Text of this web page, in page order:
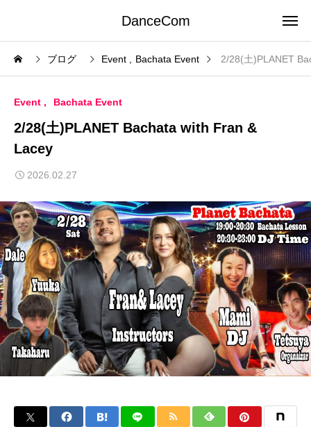
DanceCom
ブログ Event Bachata Event 2/28(土)PLANET
Event Bachata Event
2/28(土)PLANET Bachata with Fran &
Lacey
2026.02.27